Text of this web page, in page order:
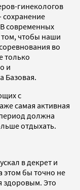
гинекологов
современных
том, чтобы наши
во
только
и
Базовая.
с
самая активная
должна
отдыхать.
в декрет и
этом бы точно не
здоровым. Это